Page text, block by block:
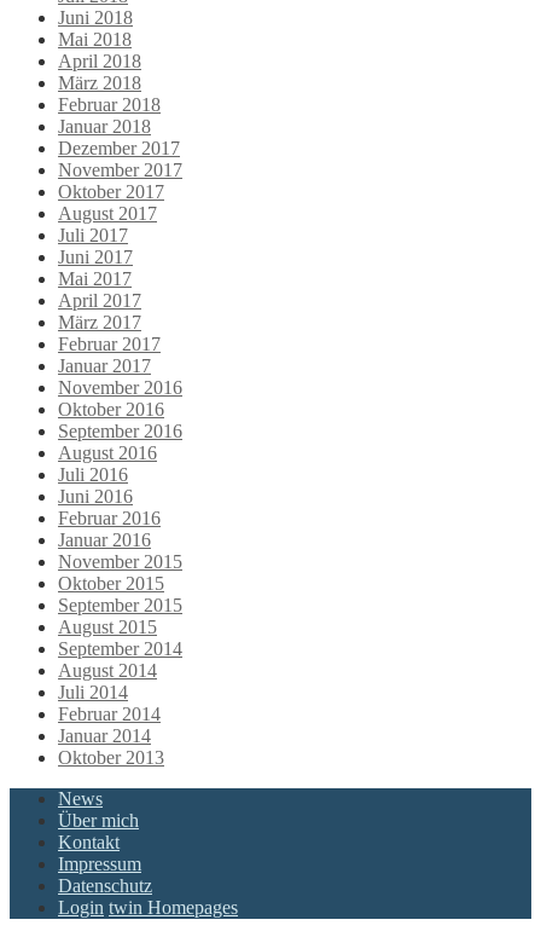
Juni 2018
Mai 2018
April 2018
März 2018
Februar 2018
Januar 2018
Dezember 2017
November 2017
Oktober 2017
August 2017
Juli 2017
Juni 2017
Mai 2017
April 2017
März 2017
Februar 2017
Januar 2017
November 2016
Oktober 2016
September 2016
August 2016
Juli 2016
Juni 2016
Februar 2016
Januar 2016
November 2015
Oktober 2015
September 2015
August 2015
September 2014
August 2014
Juli 2014
Februar 2014
Januar 2014
Oktober 2013
News
Über mich
Kontakt
Impressum
Datenschutz
Login twin Homepages